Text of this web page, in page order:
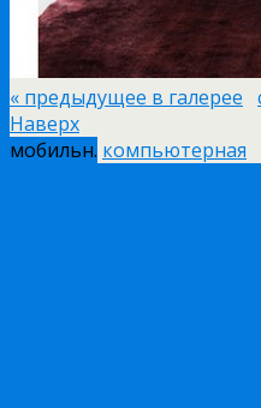
« предыдущее в галерее
Наверх
мобильн. компьютерная